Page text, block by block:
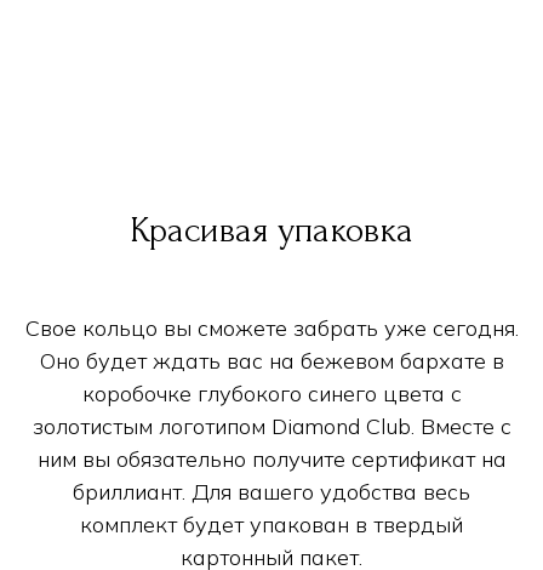
Красивая упаковка
Свое кольцо вы сможете забрать уже сегодня.
Оно будет ждать вас на бежевом бархате в
коробочке глубокого синего цвета с
золотистым логотипом Diamond Club. Вместе с
ним вы обязательно получите сертификат на
бриллиант. Для вашего удобства весь
комплект будет упакован в твердый
картонный пакет.